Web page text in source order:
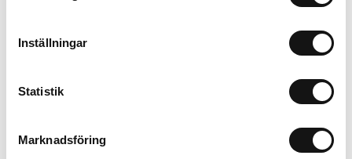
Inställningar
Statistik
Marknadsföring